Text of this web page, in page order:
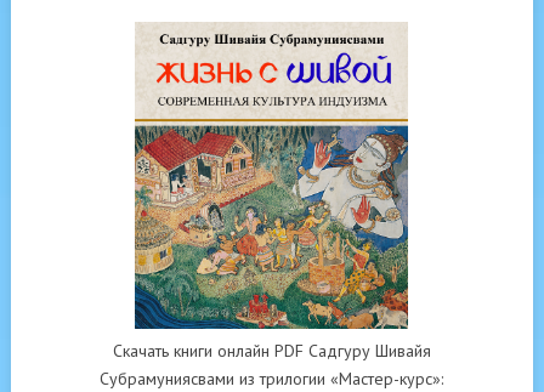
Скачать книги онлайн PDF Садгуру Шивайя
Субрамуниясвами из трилогии «Мастер-курс»: